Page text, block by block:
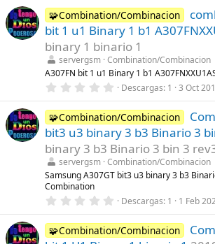
a
(
s
)
0
0
e
s
t
r
e
l
a
(
s
)
🧩Combination/Combinacion
bit 1 u1 Binary 1 b1
binary 1 binario 1
servergsm Combination/Combinacion
A307FN bit 1 u1 Binary 1 b1
0
0
0
e
s
t
r
e
l
s
)
Descargas 1 3 Oct
🧩Combination/Combinacion
bit3 u3 binary 3 b3 Binario 3
binary 3 b3 Binario 3 bin 3
servergsm Combination/Combinacion
Samsung A307GT bit3 u3 binary 3 b3
Combination
0
0
0
e
Descargas 1 1 Feb
🧩Combination/Combinacion